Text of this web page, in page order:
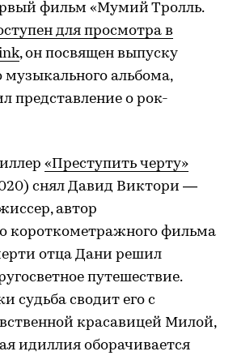
фильм «Мумий Тролль.
для просмотра в
, он посвящен выпуску
альбома,
представление о рок-
«Преступить черту»
снял Давид Виктори —
автор
короткометражного фильма
отца Дани решил
путешествие.
судьба сводит его с
красавицей Милой,
идиллия оборачивается